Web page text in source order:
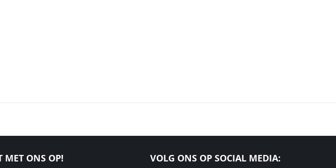
MET ONS OP! VOLG ONS OP SOCIAL MEDIA: